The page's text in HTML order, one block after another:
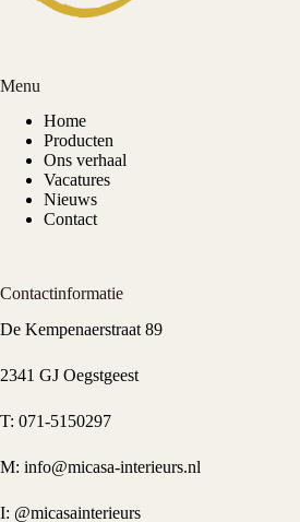
Menu
Home
Producten
Ons verhaal
Vacatures
Nieuws
Contact
Contactinformatie
De Kempenaerstraat 89
2341 GJ Oegstgeest
T: 071-5150297
M: info@micasa-interieurs.nl
I: @micasainterieurs